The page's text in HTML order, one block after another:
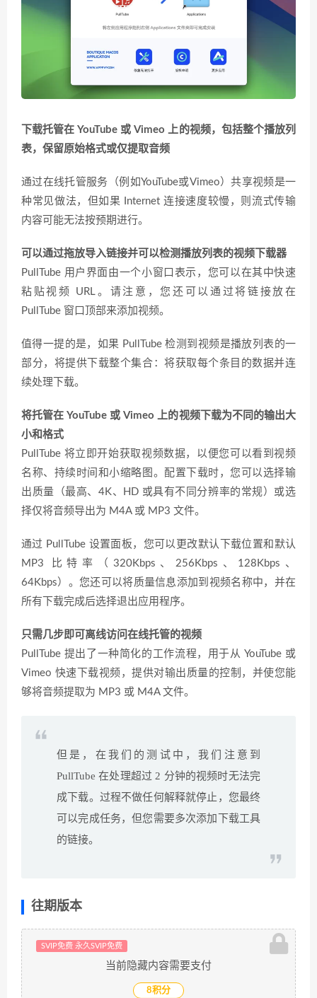
下载托管在 YouTube 或 Vimeo 上的视频，包括整个播放列
表，保留原始格式或仅提取音频
通过在线托管服务（例如YouTube或Vimeo）共享视频是一
种常见做法，但如果 Internet 连接速度较慢，则流式传输
内容可能无法按预期进行。
可以通过拖放导入链接并可以检测播放列表的视频下载器
PullTube 用户界面由一个小窗口表示，您可以在其中快速
粘贴视频 URL。请注意，您还可以通过将链接放在
PullTube 窗口顶部来添加视频。
值得一提的是，如果 PullTube 检测到视频是播放列表的一
部分，将提供下载整个集合：将获取每个条目的数据并连
续处理下载。
将托管在 YouTube 或 Vimeo 上的视频下载为不同的输出大
小和格式
PullTube 将立即开始获取视频数据，以便您可以看到视频
名称、持续时间和小缩略图。配置下载时，您可以选择输
出质量（最高、4K、HD 或具有不同分辨率的常规）或选
择仅将音频导出为 M4A 或 MP3 文件。
通过 PullTube 设置面板，您可以更改默认下载位置和默认
MP3 比特率（320Kbps、256Kbps、128Kbps、
64Kbps）。您还可以将质量信息添加到视频名称中，并在
所有下载完成后选择退出应用程序。
只需几步即可离线访问在线托管的视频
PullTube 提出了一种简化的工作流程，用于从 YouTube 或
Vimeo 快速下载视频，提供对输出质量的控制，并使您能
够将音频提取为 MP3 或 M4A 文件。
但是，在我们的测试中，我们注意到
PullTube 在处理超过 2 分钟的视频时无法完
成下载。过程不做任何解释就停止，您最终
可以完成任务，但您需要多次添加下载工具
的链接。
往期版本
SVIP免费 永久SVIP免费
当前隐藏内容需要支付
8积分